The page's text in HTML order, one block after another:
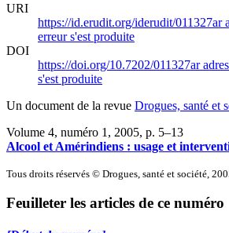
URI
https://id.erudit.org/iderudit/011327ar
erreur s'est produite
DOI
https://doi.org/10.7202/011327ar
s'est produite
Un document de la revue Drogues, santé et
Volume 4, numéro 1, 2005, p. 5–13
Alcool et Amérindiens : usage et
Tous droits réservés © Drogues, santé et société,
Feuilleter les articles de ce numéro